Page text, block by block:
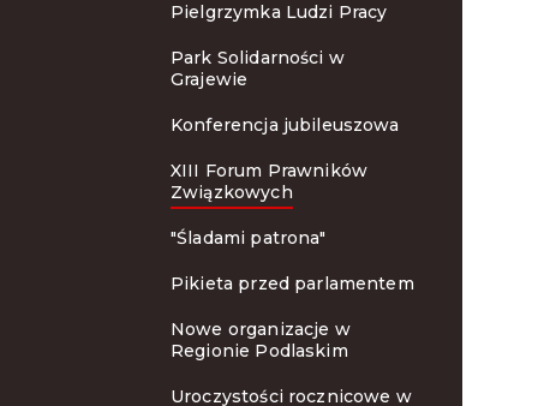
Pielgrzymka Ludzi Pracy
Park Solidarności w
Grajewie
Konferencja jubileuszowa
XIII Forum Prawników
Związkowych
"Śladami patrona"
Pikieta przed parlamentem
Nowe organizacje w
Regionie Podlaskim
Uroczystości rocznicowe w